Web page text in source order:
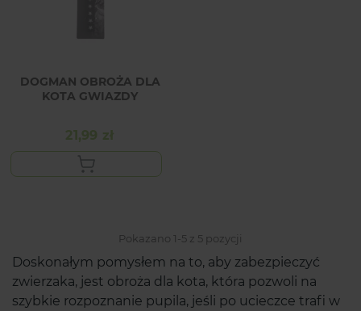
DOGMAN OBROŻA DLA
KOTA GWIAZDY
Cena
21,99 zł
Pokazano 1-5 z 5 pozycji
Doskonałym pomysłem na to, aby zabezpieczyć
zwierzaka, jest obroża dla kota, która pozwoli na
szybkie rozpoznanie pupila, jeśli po ucieczce trafi w